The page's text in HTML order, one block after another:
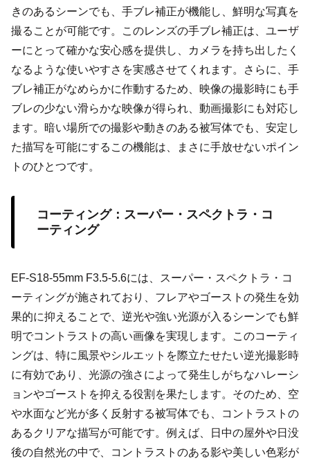
きのあるシーンでも、手ブレ補正が機能し、鮮明な写真を
撮ることが可能です。このレンズの手ブレ補正は、ユーザ
ーにとって確かな安心感を提供し、カメラを持ち出したく
なるような使いやすさを実感させてくれます。さらに、手
ブレ補正がなめらかに作動するため、映像の撮影時にも手
ブレの少ない滑らかな映像が得られ、動画撮影にも対応し
ます。暗い場所での撮影や動きのある被写体でも、安定し
た描写を可能にするこの機能は、まさに手放せないポイン
トのひとつです。
コーティング：スーパー・スペクトラ・コ
ーティング
EF-S18-55mm F3.5-5.6には、スーパー・スペクトラ・コ
ーティングが施されており、フレアやゴーストの発生を効
果的に抑えることで、逆光や強い光源が入るシーンでも鮮
明でコントラストの高い画像を実現します。このコーティ
ングは、特に風景やシルエットを際立たせたい逆光撮影時
に有効であり、光源の強さによって発生しがちなハレーシ
ョンやゴーストを抑える役割を果たします。そのため、空
や水面など光が多く反射する被写体でも、コントラストの
あるクリアな描写が可能です。例えば、日中の屋外や日没
後の自然光の中で、コントラストのある影や美しい色彩が